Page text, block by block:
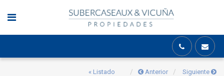
« Listado Anterior Siguiente